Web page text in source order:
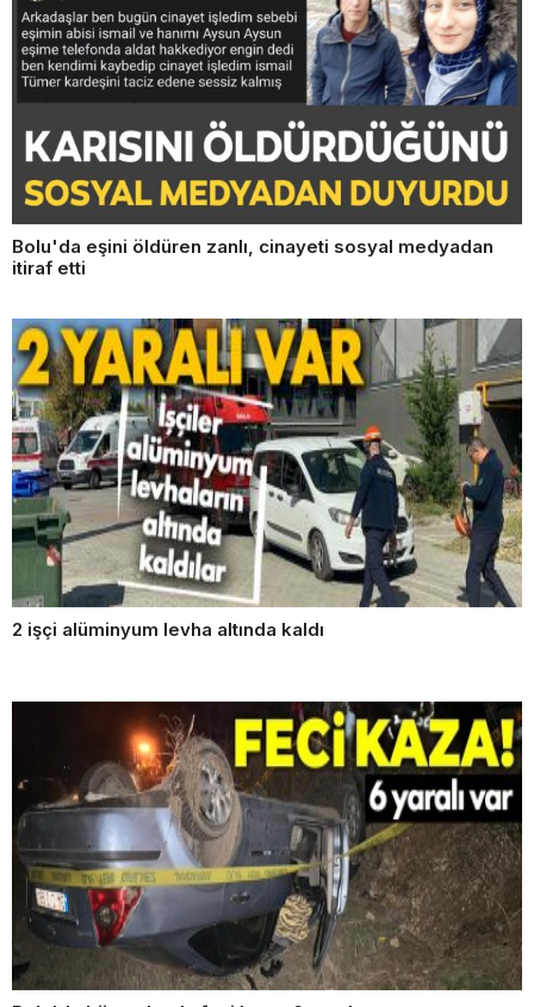
Bolu'da eşini öldüren zanlı, cinayeti sosyal medyadan
itiraf etti
2 işçi alüminyum levha altında kaldı